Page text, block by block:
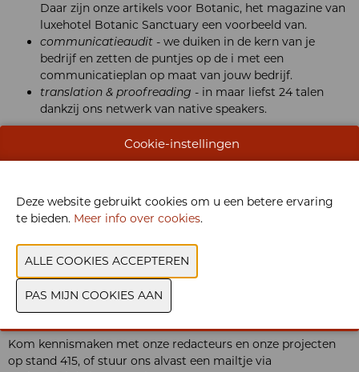
Daar zijn onze artikels voor Botanic, het magazine van
luxehotel Botanic Sanctuary een voorbeeld van.
communicatieaudit - we duiken in de kern van je
bedrijf en zetten de puntjes op de i met een
communicatieplan op maat van jouw bedrijf.
translation & proofreading - in maar liefst 24 talen
dankzij ons netwerk van native speakers.
Als strategische taalpartner kan je ook op ons rekenen voor
meer structurele ondersteuning. Onder de vlagBusiness
remote.
En ken jeBookStoriesal? Long copy die blijft plakken
dankzij totaalconcepten in print. Voor als het eens iets meer
mag zijn dan de zoveelste vluchtige digitale campagne.
Magazines, salontafelboeken, brochures: check. Of daag ons
uit met jouw idee.
Kom kennismaken met onze redacteurs en onze projecten
op stand 415, of stuur ons alvast een mailtje via
Cookie-instellingen
Deze website gebruikt cookies om u een betere ervaring
te bieden. Meer info over cookies.